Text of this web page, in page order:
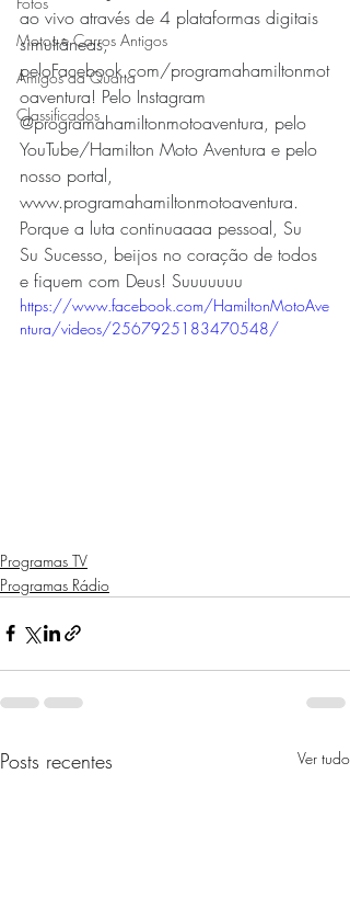
Motos e Carros Antigos
Amigos da Quarta
Classificados
ao vivo através de 4 plataformas digitais
simultâneas,
peloFacebook.com/programahamiltonmot
oaventura! Pelo Instagram
@programahamiltonmotoaventura, pelo
YouTube/Hamilton Moto Aventura e pelo
nosso portal,
www.programahamiltonmotoaventura.
Porque a luta continuaaaa pessoal, Su
Su Sucesso, beijos no coração de todos
e fiquem com Deus! Suuuuuuu
https://www.facebook.com/HamiltonMotoAve
ntura/videos/2567925183470548/
Programas TV
Programas Rádio
Posts recentes Ver tudo